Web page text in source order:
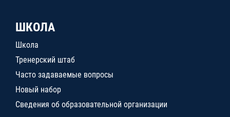
ШКОЛА
Школа
Тренерский штаб
Часто задаваемые вопросы
Новый набор
Сведения об образовательной организации